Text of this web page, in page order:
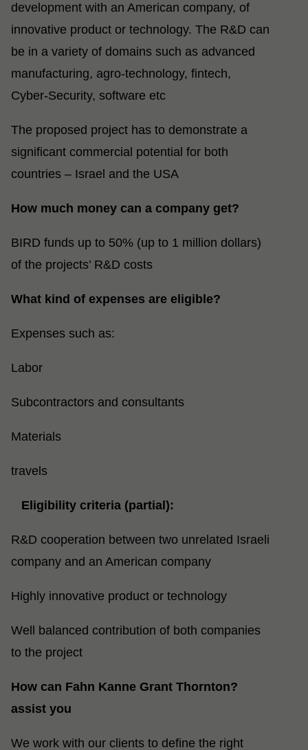
development with an American company, of
innovative product or technology. The R&D can
be in a variety of domains such as advanced
manufacturing, agro-technology, fintech,
Cyber-Security, software etc
The proposed project has to demonstrate a
significant commercial potential for both
countries – Israel and the USA
?How much money can a company get
BIRD funds up to 50% (up to 1 million dollars)
of the projects’ R&D costs
?What kind of expenses are eligible
:Expenses such as
Labor
Subcontractors and consultants
Materials
travels
:
Eligibility criteria (partial)
R&D cooperation between two unrelated Israeli
company and an American company
Highly innovative product or technology
Well balanced contribution of both companies
to the project
?How can Fahn Kanne Grant Thornton
assist you
We work with our clients to define the right